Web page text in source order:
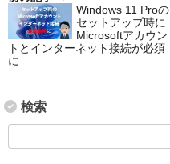
Windows 11 Proの
セットアップ時に
Microsoftアカウン
トとインターネット接続が必須
に
検索